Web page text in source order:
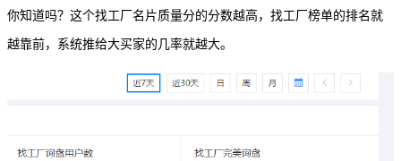
你知道吗？这个找工厂名片质量分的分数越高，找工厂榜单的排名就
越靠前，系统推给大买家的几率就越大。